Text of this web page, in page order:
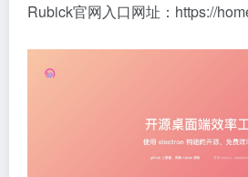
Rubick官网入口网址：https://